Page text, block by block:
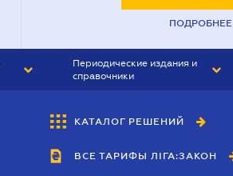
ПОДРОБНЕЕ
Периодические издания и
справочники
БУХГАЛТЕР&ЗАКОН
ВЕСТНИК МСФО
КАТАЛОГ РЕШЕНИЙ
ВСЕ ТАРИФЫ ЛІГА:ЗАКОН